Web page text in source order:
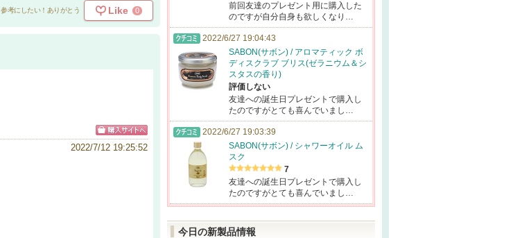
参考にしたい！ありがとう Like 0
2022/7/12 19:25:52
前回友達のプレゼント用に購入した
のですが自分自身も欲しくなり…
2022/6/27 19:04:43
SABON(サボン) / アロマティック ボ
ディスクラブ ブリス(ゼラニウム＆シ
スタスの香り)
評価しない
友達への誕生日プレゼントで購入し
たのですがとても喜んでいまし…
2022/6/27 19:03:39
SABON(サボン) / シャワーオイル ム
スク
7
友達への誕生日プレゼントで購入し
たのですがとても喜んでいまし…
今日の新製品情報